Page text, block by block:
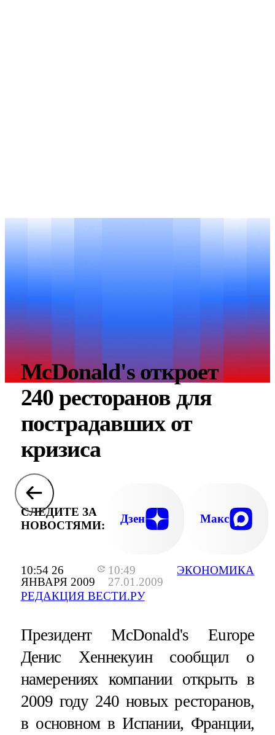
10:54 26
ЯНВАРЯ 2009
10:49
27.01.2009
РЕДАКЦИЯ ВЕСТИ.РУ
ЭКОНОМИКА
McDonald's откроет
240 ресторанов для
пострадавших от
кризиса
СЛЕДИТЕ ЗА
НОВОСТЯМИ:
Дзен Макс
Президент McDonald's Europe
Денис Хеннекуин сообщил о
намерениях компании открыть в
2009 году 240 новых ресторанов,
в основном в Испании, Франции,